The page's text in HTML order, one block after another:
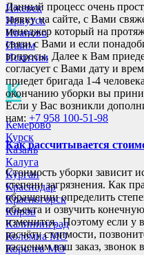
Ижевск
Иркутск
Иваново
Ишим
Искитим
К
Кемерово
Курск
Казань
Калуга
Курган
Краснодар
Красногорск
Киров
Калининград
Коломна МО
Королев МО
Данный процесс очень
заявку на сайте, с Вами
менеджер который на
связи с Вами и если
вопросы. Далее к Вам
согласует с Вами дату и
приедет бригада 1-4
окончанию уборки вы
Если у Вас возникли
нам: +7 958 100-51-98
Как рассчитывается
Стоимость уборки зависит
степени загрязнения. Как
обращении определить
объекта и озвучить
изменится. Поэтому если у
расчёту стоимости,
расценим ваш заказ, звонок